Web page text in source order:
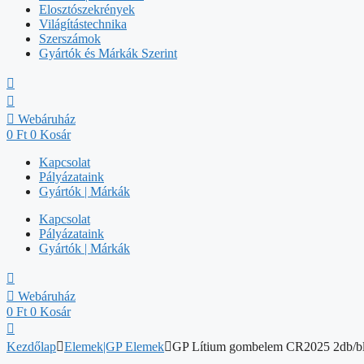
Elosztószekrények
Világítástechnika
Szerszámok
Gyártók és Márkák Szerint
Webáruház
0 Ft 0 Kosár
Kapcsolat
Pályázataink
Gyártók | Márkák
Kapcsolat
Pályázataink
Gyártók | Márkák
Webáruház
0 Ft 0 Kosár
Kezdőlap Elemek|GP Elemek GP Lítium gombelem CR2025 2db/